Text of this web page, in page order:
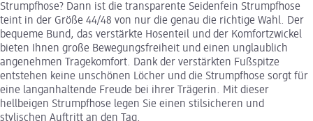
Strumpfhose? Dann ist die transparente Seidenfein Strumpfhose
teint in der Größe 44/48 von nur die genau die richtige Wahl. Der
bequeme Bund, das verstärkte Hosenteil und der Komfortzwickel
bieten Ihnen große Bewegungsfreiheit und einen unglaublich
angenehmen Tragekomfort. Dank der verstärkten Fußspitze
entstehen keine unschönen Löcher und die Strumpfhose sorgt für
eine langanhaltende Freude bei ihrer Trägerin. Mit dieser
hellbeigen Strumpfhose legen Sie einen stilsicheren und
stylischen Auftritt an den Tag.